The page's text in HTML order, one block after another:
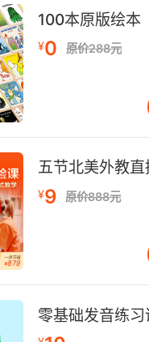
100本原版绘本
¥0 原价288元
五节北美外教直
¥9 原价888元
零基础发音练习